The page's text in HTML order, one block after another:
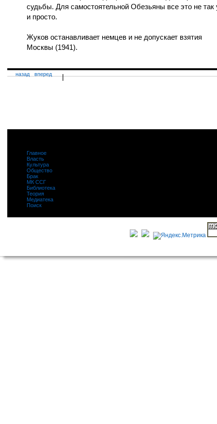
судьбы. Для самостоятельной Обезьяны все это не так
и просто.
Жуков останавливает немцев и не допускает взятия
Москвы (1941).
назад |
вперед
Главное
Власть
Культура
Общество
Брак
МК ССГ
Библиотека
Теория
Медиатека
Поиск